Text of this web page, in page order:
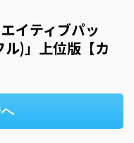
イティブパッ
)」上位版【カ